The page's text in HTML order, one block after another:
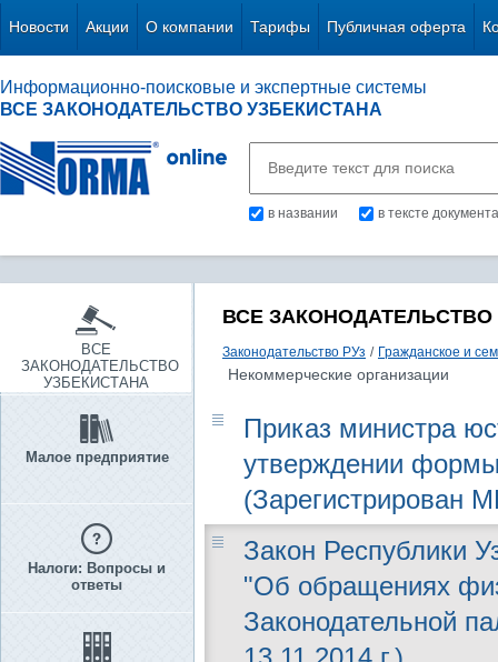
Новости Акции О компании Тарифы Публичная оферта
Информационно-поисковые и экспертные системы
ВСЕ ЗАКОНОДАТЕЛЬСТВО УЗБЕКИСТАНА
в названии в тексте документа
ВСЕ
ЗАКОНОДАТЕЛЬСТВО
УЗБЕКИСТАНА
Малое предприятие
Налоги: Вопросы и
ответы
ВСЕ ЗАКОНОДАТЕЛЬСТВО
Законодательство РУз / Гражданское и
Некоммерческие организации
Приказ министра
утверждении формы
(Зарегистрирован
Закон Республики
"Об обращениях
Законодательной